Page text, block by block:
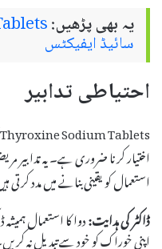
یہ بھی پڑھیں:
سائیڈ ایفیکٹس
احتیاطی تدابیر
اختیار کرنا ضروری ہے۔ یہ تدابیر
استعمال کو یقینی بنانے میں مدد
ڈاکٹر کی ہدایت:دوا کا استعمال
اپنی خوراک کو خود سے تبدیل نہ